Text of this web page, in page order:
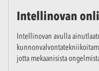
Intellinovan
Intellinovan avulla
jotta mekaanisista